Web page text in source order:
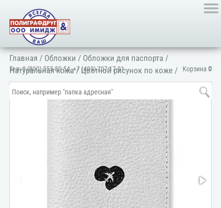
Корзина 0
Тел:8 (800) 555-80-54,+7 (499) 707-17-91
Главная / Обложки / Обложки для паспорта /
Натуральная кожа/ Цветной рисунок по коже /